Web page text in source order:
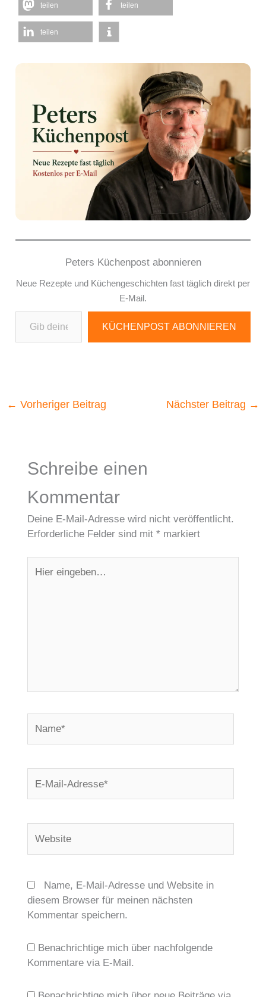
teilen teilen
teilen
Peters Küchenpost abonnieren
Neue Rezepte und Küchengeschichten fast täglich direkt per
E-Mail.
Gib deine E-Mail-Adresse ein ...
KÜCHENPOST ABONNIEREN
← Vorheriger Beitrag Nächster Beitrag →
Schreibe einen
Kommentar
Deine E-Mail-Adresse wird nicht veröffentlicht.
Erforderliche Felder sind mit * markiert
eingeben…
Mail-
Name, E-Mail-Adresse und Website in
diesem Browser für meinen nächsten
Kommentar speichern.
Benachrichtige mich über nachfolgende
Kommentare via E-Mail.